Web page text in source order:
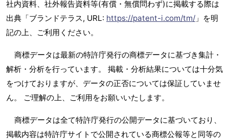
社内資料、社外報告資料等(有償・無償問わず)に掲載する際は
出典「ブランドテラス, URL: https://patent-i.com/tm/ 」を明
記の上、ご利用ください。
商標データは最新の特許庁発行の商標データに基づき集計・
解析・分析を行っています。 掲載・分析結果については十分気
をつけておりますが、データの正否については保証していませ
ん。 ご理解の上、ご利用をお願いいたします。
商標データは全て特許庁発行の公開データに基づいており、
掲載内容は特許庁サイトで公開されている商標公報等と同等の